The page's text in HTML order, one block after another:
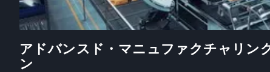
アドバンスド・マニュファクチャリン
ン